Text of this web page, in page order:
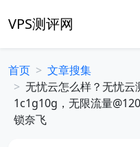
VPS测评网
首页
文章搜集
无忧云怎么样？无忧云
1c1g10g，无限流量
锁奈飞